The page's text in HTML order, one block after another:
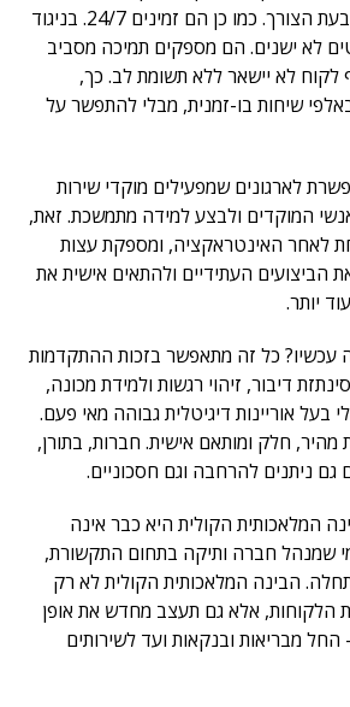
לו אמפתיה או יעילות, בעת הצורך. כמו כן הם זמינים 24/7. בניגוד
לא ישנים. הם מספקים תמיכה מסביב
לקוח לא יישאר ללא תשומת לב. כך,
שיחות בו-זמנית, מבלי להתפשר על
לארגונים שמפעילים מוקדי שירות
המוקדים ולבצע למידה מתמשכת. זאת,
לאחר האינטראקציה, ומספקת עצות
הביצועים העתידיים ולהתאים אישית את
יותר.
כל זה מתאפשר בזכות ההתקדמות
דיבור, זיהוי רגשות ולמידת מכונה,
בעל אוריינות דיגיטלית גבוהה מאי פעם.
מהיר, חלק ומותאם אישית. חברות, בתורן,
גם ניתנים להרחבה וגם חסכוניים.
המלאכותית הקולית היא כבר אינה
שמנהל חברה ותיקה בתחום התקשורת,
הבינה המלאכותית הקולית לא רק
הלקוחות, אלא גם תעצב מחדש את אופן
מבריאות ובנקאות ועד לשירותים